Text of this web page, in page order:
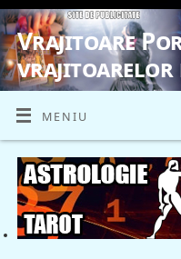
Vrajitoare
vrajitoarelor
VRAJITOARE,
MENIU